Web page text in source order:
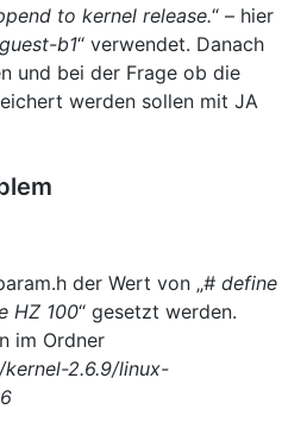
to kernel release.“ – hier
b1“ verwendet. Danach
und bei der Frage ob die
werden sollen mit JA
der Wert von „# define
HZ 100“ gesetzt werden.
im Ordner
2.6.9/linux-